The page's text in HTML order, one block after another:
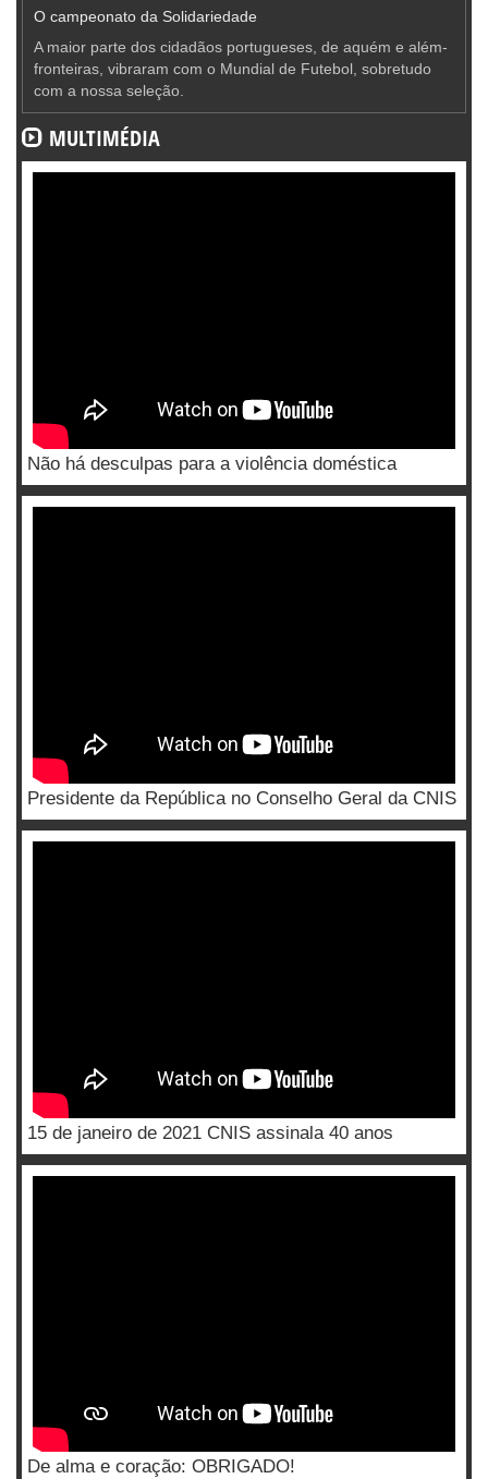
O campeonato da Solidariedade
A maior parte dos cidadãos portugueses, de aquém e além-
fronteiras, vibraram com o Mundial de Futebol, sobretudo
com a nossa seleção.
MULTIMÉDIA
Não há desculpas para a violência doméstica
Presidente da República no Conselho Geral da CNIS
15 de janeiro de 2021 CNIS assinala 40 anos
De alma e coração: OBRIGADO!